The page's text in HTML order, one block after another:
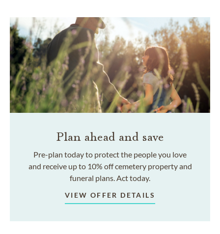
Plan ahead and save
Pre-plan today to protect the people you love
and receive up to 10% off cemetery property and
funeral plans. Act today.
VIEW OFFER DETAILS